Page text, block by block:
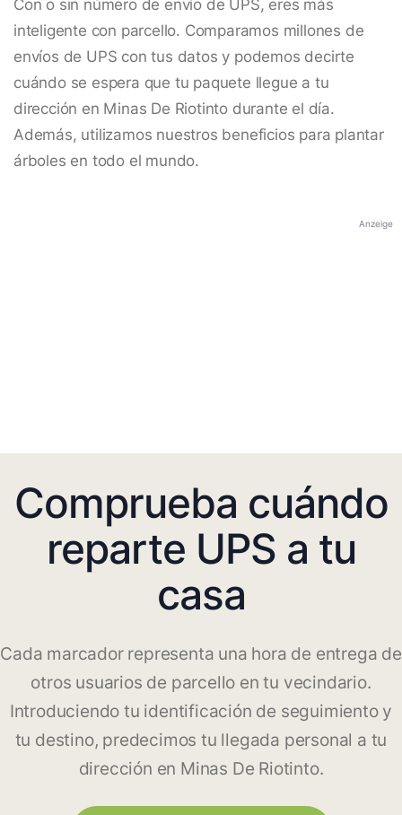
Con o sin número de envío de UPS, eres más
inteligente con parcello. Comparamos millones de
envíos de UPS con tus datos y podemos decirte
cuándo se espera que tu paquete llegue a tu
dirección en Minas De Riotinto durante el día.
Además, utilizamos nuestros beneficios para plantar
árboles en todo el mundo.
Anzeige
Comprueba cuándo
reparte UPS a tu
casa
Cada marcador representa una hora de entrega de
otros usuarios de parcello en tu vecindario.
Introduciendo tu identificación de seguimiento y
tu destino, predecimos tu llegada personal a tu
dirección en Minas De Riotinto.